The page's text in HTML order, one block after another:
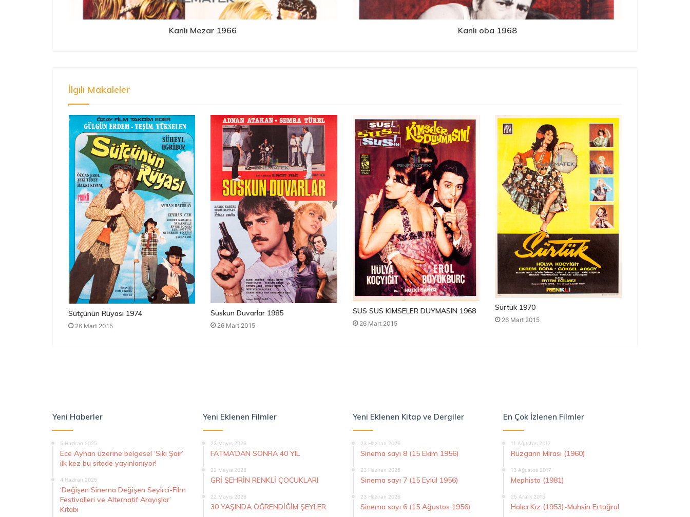
Kanlı Mezar 1966 Kanlı oba 1968
İlgili Makaleler
Sütçünün Rüyası 1974
26 Mart 2015
Suskun Duvarlar 1985
26 Mart 2015
SUS SUS KIMSELER DUYMASIN 1968
26 Mart 2015
Sürtük 1970
26 Mart 2015
Yeni Haberler
5 Haziran 2025
Ece Ayhan üzerine belgesel ‘Sıkı Şair’
ilk kez bu sitede yayınlanıyor!
4 Haziran 2025
‘Değişen Sinema Değişen Seyirci-Film
Festivalleri ve Alternatif Arayışlar’
Kitabı
Yeni Eklenen Filmler
23 Mayıs 2026
FATMA’DAN SONRA 40 YIL
22 Mayıs 2026
GRİ ŞEHRİN RENKLİ ÇOCUKLARI
22 Mayıs 2026
30 YAŞINDA ÖĞRENDİĞİM ŞEYLER
Yeni Eklenen Kitap ve Dergiler
23 Haziran 2026
Sinema sayı 8 (15 Ekim 1956)
23 Haziran 2026
Sinema sayı 7 (15 Eylül 1956)
23 Haziran 2026
Sinema sayı 6 (15 Ağustos 1956)
En Çok İzlenen Filmler
11 Ağustos 2017
Rüzgarın Mirası (1960)
13 Ağustos 2017
Mephisto (1981)
25 Aralık 2015
Halıcı Kız (1953)-Muhsin Ertuğrul